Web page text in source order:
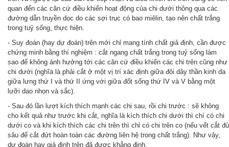
quan đến các căn cứ điều khiển hoạt động của chi dưới thông qua các
đường dẫn truyền dọc do các sợi trục có bao miêlin, tạo nên chất trắng
trong tuỷ sống, thực hiện.
- Suy đoán (hay dự đoán) trên mới chỉ mang tính chất giả định, cần được
chứng minh bằng thí nghiệm : cắt ngang chất trắng trong tuỷ sống làm
sao để không ảnh hưởng tới các căn cứ điều khiển các chi trên cũng như
chi dưới (nghĩa là phải cắt ở một vị trí xác định giữa đôi dây thần kinh da
giữa lưng thứ I và thứ II ứng với giữa đốt sống thứ IV và V bằng một
lưỡi dao nhọn và sắc).
- Sau đó lần lượt kích thích mạnh các chi sau, rồi chi trước : sẽ không
cho kết quả như trước khi cắt, nghĩa là kích thích chi dưới thì chí có chi
dưới co và khi kích thích các chi trên thì chỉ có chi trên co (nếu vết cắt đủ
sâu để cắt đứt hoàn toàn các đường liên hệ trong chất trắng). Như vậy,
dự đoán hay giả định trên đã được khẳng định.